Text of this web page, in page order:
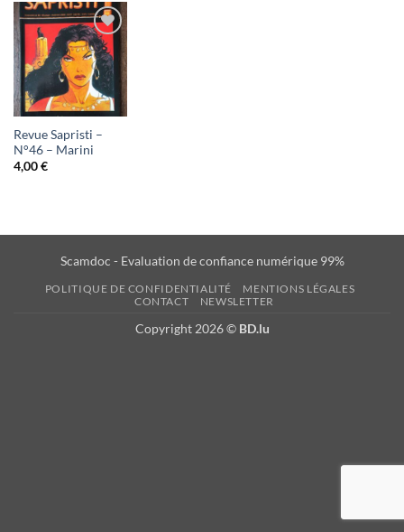
Ajouter
à ma
liste
Revue Sapristi –
N°46 – Marini
4,00€
Scamdoc - Evaluation de confiance numérique 99%
POLITIQUE DE CONFIDENTIALITÉ
MENTIONS LÉGALES
CONTACT
NEWSLETTER
Copyright 2026 © BD.lu